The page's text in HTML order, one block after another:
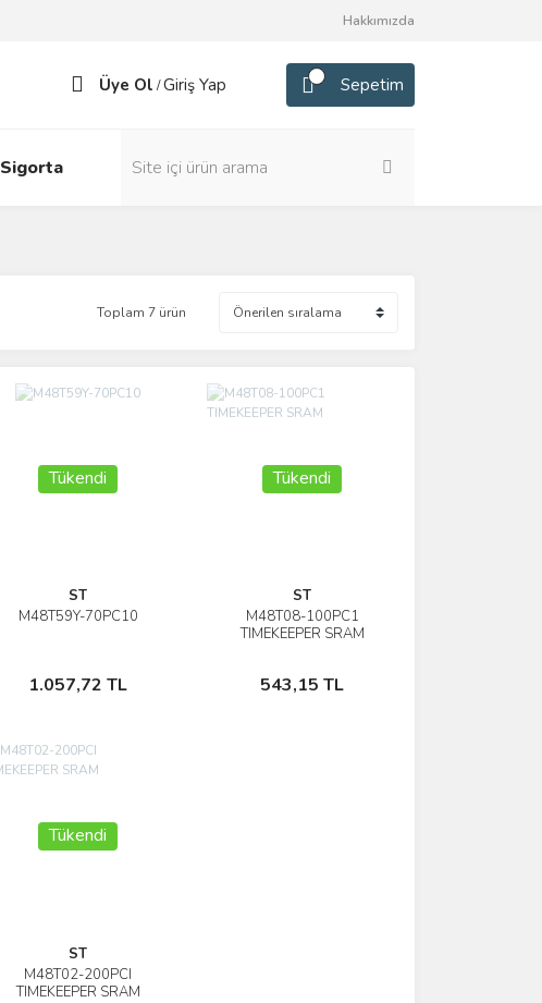
Hakkımızda
Üye Ol /Giriş Yap Sepetim
Sigorta
Toplam 7 ürün
Tükendi
ST
M48T59Y-70PC10
1.057,72 TL
İncele
Stokta Yok
Tükendi
ST
M48T08-100PC1
TIMEKEEPER SRAM
543,15 TL
İncele
Stokta Yok
Tükendi
ST
M48T02-200PCI
TIMEKEEPER SRAM
İncele